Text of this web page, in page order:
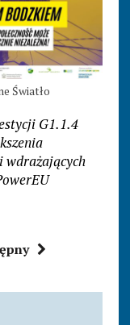
Światło
G1.1.4
wdrażających